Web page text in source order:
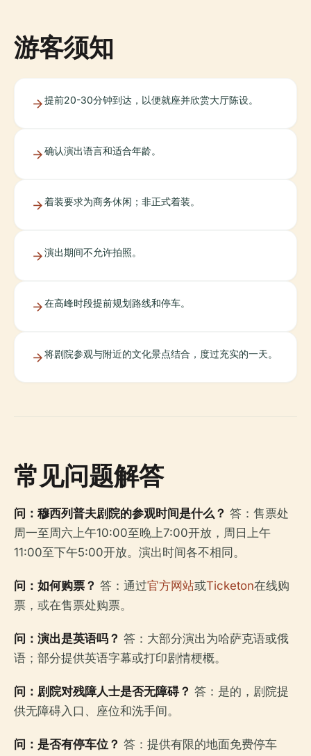
游客须知
提前20-30分钟到达，以便就座并欣赏大厅陈设。
确认演出语言和适合年龄。
着装要求为商务休闲；非正式着装。
演出期间不允许拍照。
在高峰时段提前规划路线和停车。
将剧院参观与附近的文化景点结合，度过充实的一天。
常见问题解答
问：穆西列普夫剧院的参观时间是什么？ 答：售票处
周一至周六上午10:00至晚上7:00开放，周日上午
11:00至下午5:00开放。演出时间各不相同。
问：如何购票？ 答：通过官方网站或Ticketon在线购
票，或在售票处购票。
问：演出是英语吗？ 答：大部分演出为哈萨克语或俄
语；部分提供英语字幕或打印剧情梗概。
问：剧院对残障人士是否无障碍？ 答：是的，剧院提
供无障碍入口、座位和洗手间。
问：是否有停车位？ 答：提供有限的地面免费停车